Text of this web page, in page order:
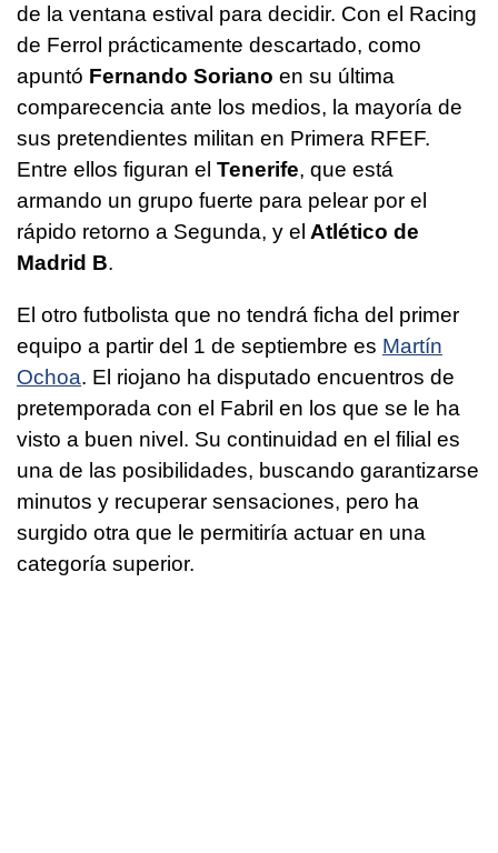
de la ventana estival para decidir. Con el Racing
de Ferrol prácticamente descartado, como
apuntó Fernando Soriano en su última
comparecencia ante los medios, la mayoría de
sus pretendientes militan en Primera RFEF.
Entre ellos figuran el Tenerife, que está
armando un grupo fuerte para pelear por el
rápido retorno a Segunda, y el Atlético de
Madrid B.
El otro futbolista que no tendrá ficha del primer
equipo a partir del 1 de septiembre es Martín
Ochoa. El riojano ha disputado encuentros de
pretemporada con el Fabril en los que se le ha
visto a buen nivel. Su continuidad en el filial es
una de las posibilidades, buscando garantizarse
minutos y recuperar sensaciones, pero ha
surgido otra que le permitiría actuar en una
categoría superior.